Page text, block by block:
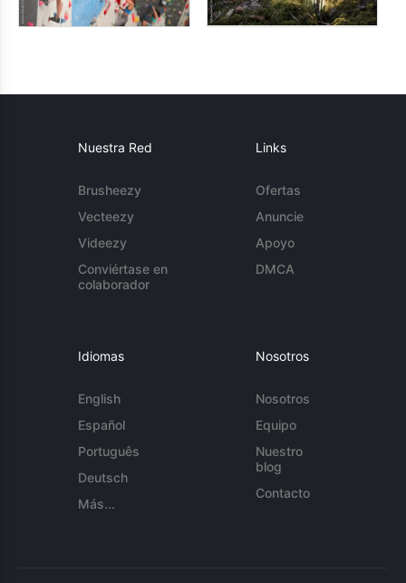
Nuestra Red
Brusheezy
Vecteezy
Videezy
Conviértase en
colaborador
Links
Ofertas
Anuncie
Apoyo
DMCA
Idiomas
English
Español
Português
Deutsch
Más...
Nosotros
Nosotros
Equipo
Nuestro
blog
Contacto